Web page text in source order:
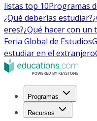
listas top 10Programas
¿Qué deberías estudiar?
eres?¿Qué hacer con un
Feria Global de Estudios
estudiar en el extranjero
Programas
Recursos